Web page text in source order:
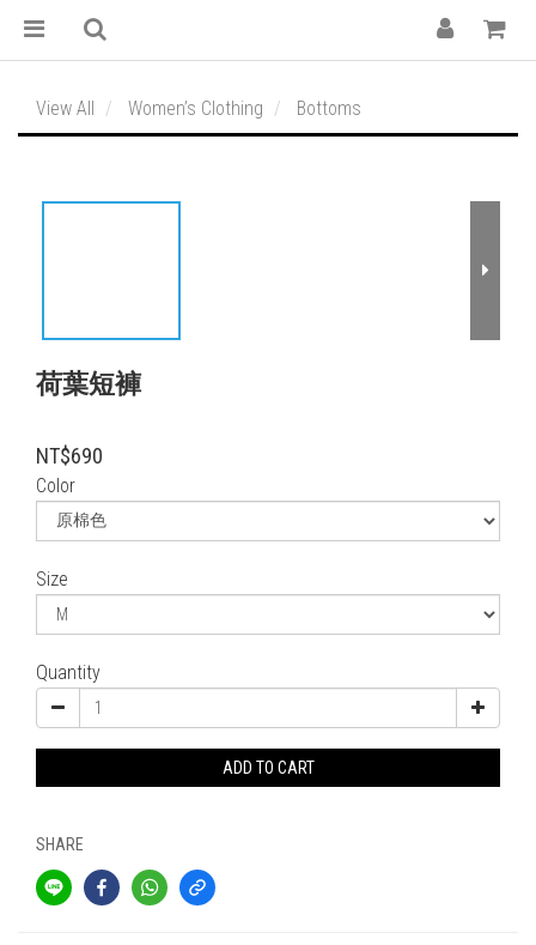
View All Women’s Clothing Bottoms
荷葉短褲
NT$690
Color
Size
Quantity
ADD TO CART
SHARE